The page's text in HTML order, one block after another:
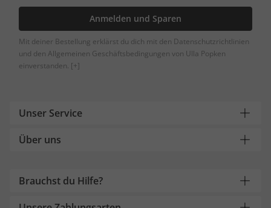
Anmelden und Sparen
Mit deiner Bestellung erklärst du dich mit den Datenschutzrichtlinien
und den Allgemeinen Geschäftsbedingungen von Ulla Popken
einverstanden. [+]
Unser Service
Über uns
Brauchst du Hilfe?